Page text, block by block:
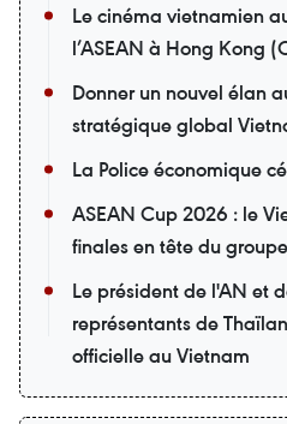
Le cinéma vietnamien
l’ASEAN à Hong Kong
Donner un nouvel élan
stratégique global
La Police économique
ASEAN Cup 2026 : le
finales en tête du
Le président de l'AN et
représentants de
officielle au Vietnam